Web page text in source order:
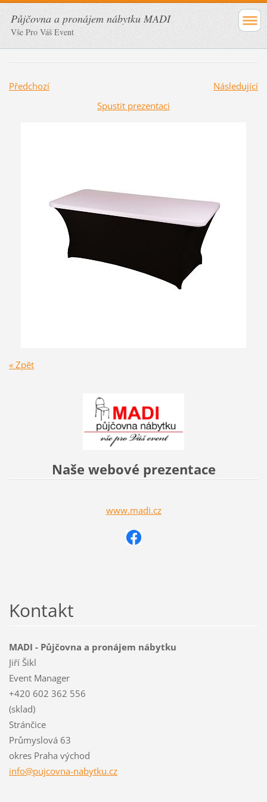
Půjčovna a pronájem nábytku MADI
Vše Pro Váš Event
Předchozí
Následující
Spustit prezentaci
« Zpět
Naše webové prezentace
www.madi.cz
Kontakt
MADI - Půjčovna a pronájem nábytku
Jiří Šikl
Event Manager
+420 602 362 556
(sklad)
Stránčice
Průmyslová 63
okres Praha východ
info@pujcovna-nabytku.cz